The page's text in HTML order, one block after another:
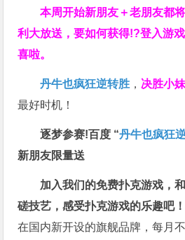
本周开始新朋友＋老朋友都
利大放送，要如何获得!?登入游
喜啦。
丹牛也疯狂逆转胜 ， 决胜小妹
最好时机！
逐梦参赛!百度 “丹牛也疯狂
新朋友限量送
加入我们的免费扑克游戏，
磋技艺，感受扑克游戏的乐趣吧！
在国内新开设的旗舰品牌，每月